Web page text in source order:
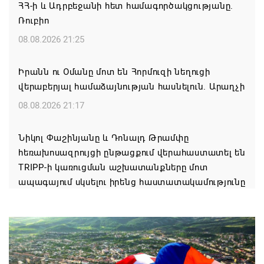
ՀՀ-ի և Ադրբեջանի հետ համագործակցությանը.
Ռուբիո
08.08.2026 21:25
Իրանն ու Օմանը մոտ են Հորմուզի նեղուցի
վերաբերյալ համաձայնության հասնելուն. Արաղչի
08.08.2026 21:17
Նիկոլ Փաշինյանը և Դոնալդ Թրամփը
հեռախոսազրույցի ընթացքում վերահաստատել են
TRIPP-ի կառուցման աշխատանքները մոտ
ապագայում սկսելու իրենց հաստատակամությունը
Փաշինյանն ու Ալիևը հեռախոսազրույց են ունեցել․
քննարկվել է TRIPP երթուղու նախագծի